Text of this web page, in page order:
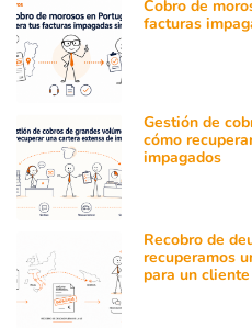
Cobro de
facturas
Gestión de
cómo
impagados
Recobro de
recuperamos
para un